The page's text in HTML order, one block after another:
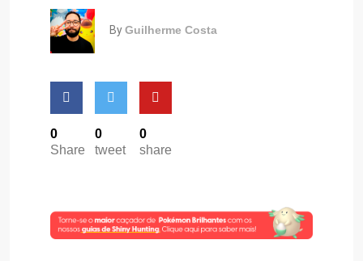
ByGuilherme Costa
0
Share
0
tweet
0
share